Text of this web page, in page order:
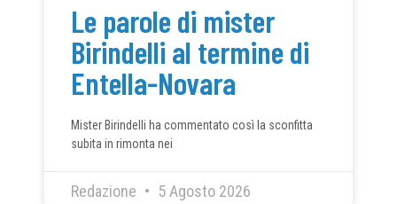
Le parole di mister
Birindelli al termine di
Entella-Novara
Mister Birindelli ha commentato così la sconfitta
subita in rimonta nei
Redazione 5 Agosto 2026